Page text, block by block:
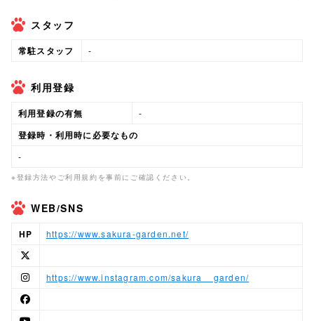
スタッフ
常駐スタッフ -
利用登録
利用登録の有無 -
登録時・利用時に必要なもの
-
※登録方法やご利用規約を事前にご確認ください。
WEB/SNS
HP https://www.sakura-garden.net/
https://www.instagram.com/sakura__garden/